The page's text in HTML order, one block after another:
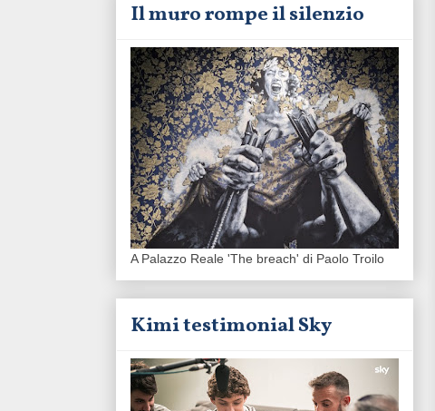
Il muro rompe il silenzio
A Palazzo Reale 'The breach' di Paolo Troilo
Kimi testimonial Sky